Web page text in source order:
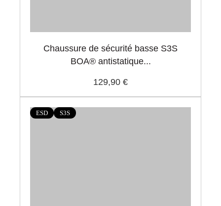
Chaussure de sécurité basse S3S
BOA® antistatique...
129,90 €
ESD S3S